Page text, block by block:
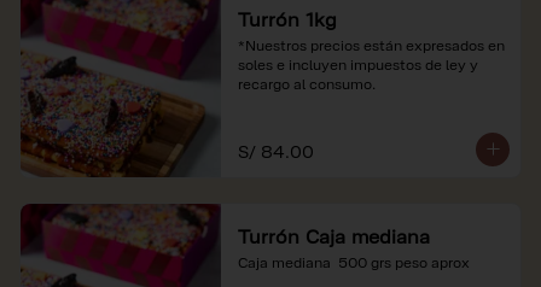
Turrón 1kg
*Nuestros precios están expresados en
soles e incluyen impuestos de ley y
recargo al consumo.
S/ 84.00
Turrón Caja mediana
Caja mediana  500 grs peso aprox